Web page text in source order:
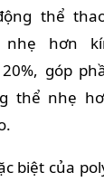
thể
nhẹ hơn
góp
thể nhẹ
biệt của